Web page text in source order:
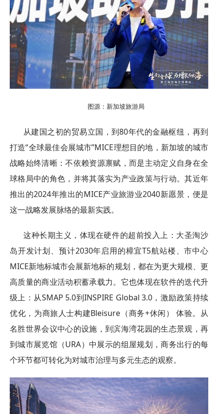
图源：新加坡旅游局
从建国之初的贸易立国，到80年代的金融枢纽，再到
打造“全球最佳会展城市”MICE理想目的地，新加坡的城市
战略始终清晰：不依赖资源禀赋，而是主动定义自身在全
球格局中的角色，并将其落实为产业政策与行动。其近年
推出的2024年推出的MICE产业旅游业2040新愿景，便是
这一战略发展脉络的最新实践。
这种长期主义，体现在硬件的超前投入上：大圣淘沙
岛开发计划、预计2030年启用的樟宜T5航站楼、市中心
MICE新地标城市会展新地标的规划，都在为更大规模、更
高质量的商业活动积蓄承载力。它也体现在软件的迭代升
级上：从SMAP 5.0到INSPIRE Global 3.0，激励政策持续
优化，为商旅人士构建Bleisure（商务+休闲） 体验。从
名胜世界会议中心的设施，到滨海湾花园的生态景观，再
到城市展览馆（URA）中展示的组屋规划，商务出行的每
个环节都可转化为对城市治理与多元生态的观察。